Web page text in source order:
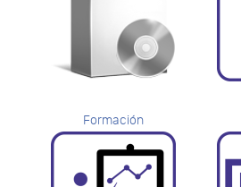
Formación